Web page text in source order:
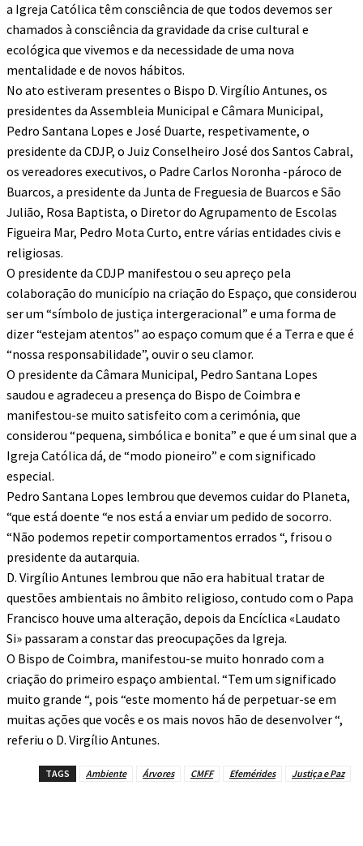
a Igreja Católica têm consciência de que todos devemos ser
chamados à consciência da gravidade da crise cultural e
ecológica que vivemos e da necessidade de uma nova
mentalidade e de novos hábitos.
No ato estiveram presentes o Bispo D. Virgílio Antunes, os
presidentes da Assembleia Municipal e Câmara Municipal,
Pedro Santana Lopes e José Duarte, respetivamente, o
presidente da CDJP, o Juiz Conselheiro José dos Santos Cabral,
os vereadores executivos, o Padre Carlos Noronha -pároco de
Buarcos, a presidente da Junta de Freguesia de Buarcos e São
Julião, Rosa Baptista, o Diretor do Agrupamento de Escolas
Figueira Mar, Pedro Mota Curto, entre várias entidades civis e
religiosas.
O presidente da CDJP manifestou o seu apreço pela
colaboração do município na criação do Espaço, que considerou
ser um “símbolo de justiça intergeracional” e uma forma de
dizer “estejam atentos” ao espaço comum que é a Terra e que é
“nossa responsabilidade”, ouvir o seu clamor.
O presidente da Câmara Municipal, Pedro Santana Lopes
saudou e agradeceu a presença do Bispo de Coimbra e
manifestou-se muito satisfeito com a cerimónia, que
considerou “pequena, simbólica e bonita” e que é um sinal que a
Igreja Católica dá, de “modo pioneiro” e com significado
especial.
Pedro Santana Lopes lembrou que devemos cuidar do Planeta,
“que está doente “e nos está a enviar um pedido de socorro.
“Não podemos repetir comportamentos errados “, frisou o
presidente da autarquia.
D. Virgílio Antunes lembrou que não era habitual tratar de
questões ambientais no âmbito religioso, contudo com o Papa
Francisco houve uma alteração, depois da Encíclica «Laudato
Si» passaram a constar das preocupações da Igreja.
O Bispo de Coimbra, manifestou-se muito honrado com a
criação do primeiro espaço ambiental. “Tem um significado
muito grande “, pois “este momento há de perpetuar-se em
muitas ações que vocês e os mais novos hão de desenvolver “,
referiu o D. Virgílio Antunes.
TAGS Ambiente Árvores CMFF Efemérides Justiça e Paz